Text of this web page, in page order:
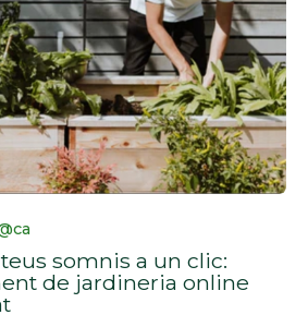
somnis a un clic:
de jardineria online